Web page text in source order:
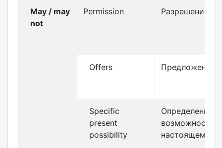
May / may
not
Permission Разрешение
Offers Предложение
Specific
present
possibility
Определенная
возможность в
настоящем